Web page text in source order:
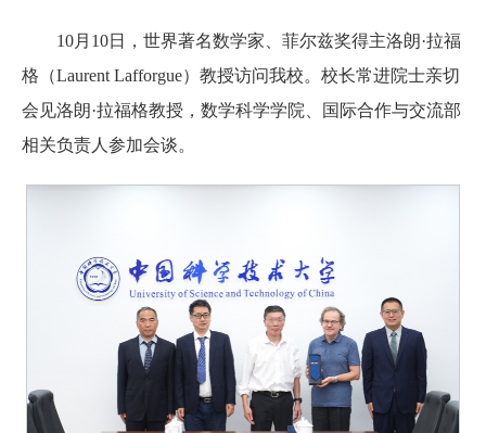
10月10日，世界著名数学家、菲尔兹奖得主洛朗·拉福
格（Laurent Lafforgue）教授访问我校。校长常进院士亲切
会见洛朗·拉福格教授，数学科学学院、国际合作与交流部
相关负责人参加会谈。